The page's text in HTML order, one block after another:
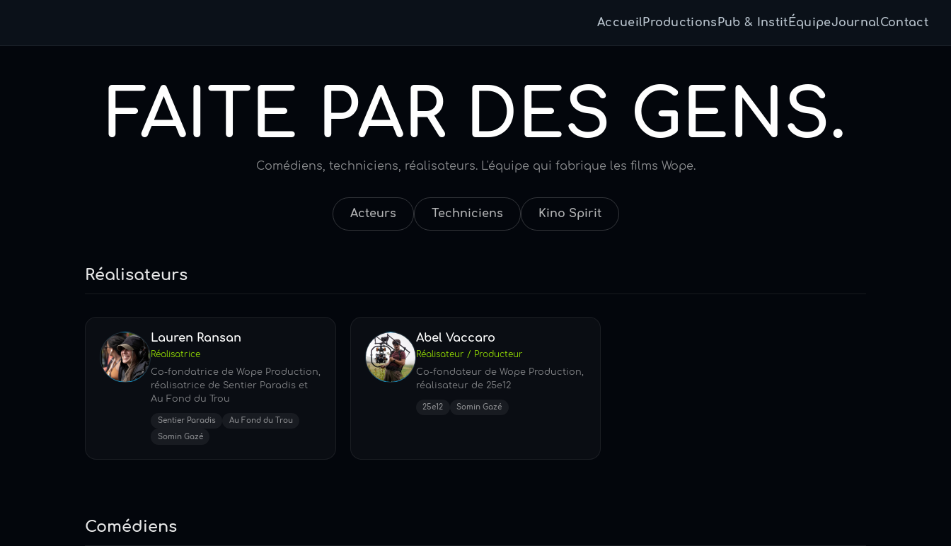
AccueilProductions Pub & Instit ÉquipeJournalContact
Équipe
Journal
FAITE PAR DES GENS.
Comédiens, techniciens, réalisateurs. L'équipe qui fabrique les films Wope.
Acteurs Techniciens Kino Spirit
Réalisateurs
Lauren Ransan
Réalisatrice
Co-fondatrice de Wope Production,
réalisatrice de Sentier Paradis et
Au Fond du Trou
Sentier Paradis Au Fond du Trou
Somin Gazé
Abel Vaccaro
Réalisateur / Producteur
Co-fondateur de Wope Production,
réalisateur de 25e12
25e12 Somin Gazé
Comédiens